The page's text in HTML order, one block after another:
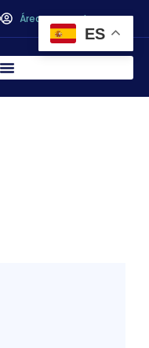
Área personal
ES